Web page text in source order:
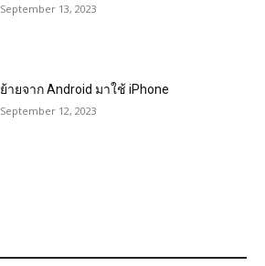
September 13, 2023
ย้ายจาก Android มาใช้ iPhone
September 12, 2023